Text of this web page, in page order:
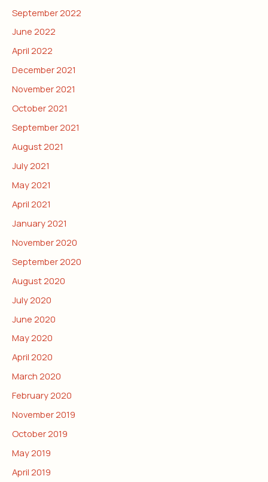
September 2022
June 2022
April 2022
December 2021
November 2021
October 2021
September 2021
August 2021
July 2021
May 2021
April 2021
January 2021
November 2020
September 2020
August 2020
July 2020
June 2020
May 2020
April 2020
March 2020
February 2020
November 2019
October 2019
May 2019
April 2019